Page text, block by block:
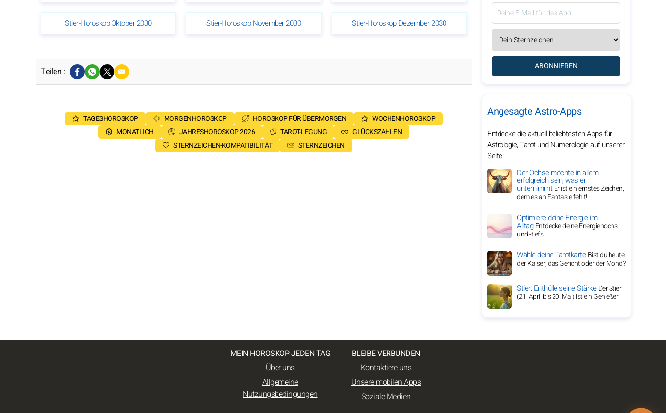
Stier-Horoskop Oktober 2030 Stier-Horoskop November 2030 Stier-Horoskop Dezember 2030
Teilen :
TAGESHOROSKOP MORGENHOROSKOP HOROSKOP FÜR ÜBERMORGEN
WOCHENHOROSKOP
MONATLICH
JAHRESHOROSKOP 2026 TAROT-LEGUNG
GLÜCKSZAHLEN
STERNZEICHEN-KOMPATIBILITÄT
STERNZEICHEN
ABONNIEREN
Angesagte Astro-Apps
Entdecke die aktuell beliebtesten Apps für
Astrologie, Tarot und Numerologie auf unserer
Seite:
Der Ochse möchte in allem
erfolgreich sein, was er
unternimmtEr ist ein ernstes Zeichen,
dem es an Fantasie fehlt!
Optimiere deine Energie im
AlltagEntdecke deine Energiehochs
und -tiefs
Wähle deine TarotkarteBist du heute
der Kaiser, das Gericht oder der Mond?
Stier: Enthülle seine StärkeDer Stier
(21. April bis 20. Mai) ist ein Genießer
MEIN HOROSKOP JEDEN TAG
Über uns
Allgemeine
Nutzungsbedingungen
BLEIBE VERBUNDEN
Kontaktiere uns
Unsere mobilen Apps
Soziale Medien